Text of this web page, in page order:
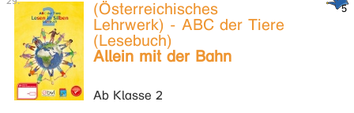
(Österreichisches
Lehrwerk) - ABC der Tiere
(Lesebuch)
Allein mit der Bahn
Ab Klasse 2